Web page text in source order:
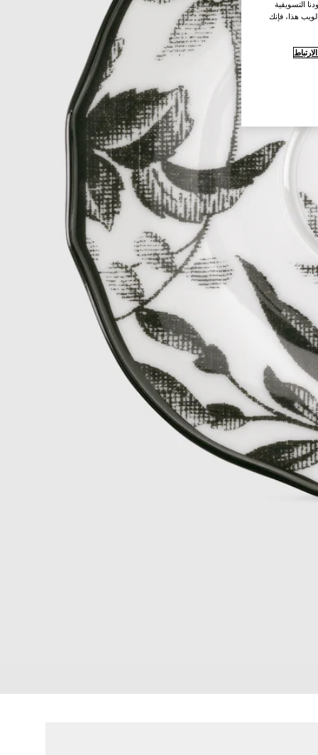
التسويقية
هذا، فإنك